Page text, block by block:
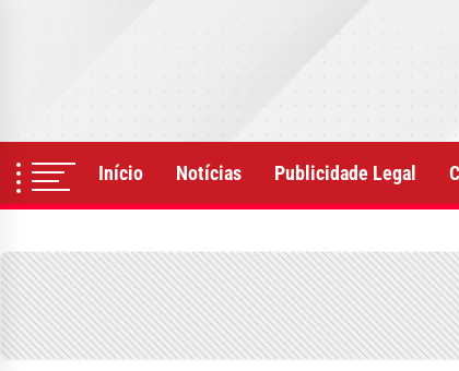
Início Notícias Publicidade Legal